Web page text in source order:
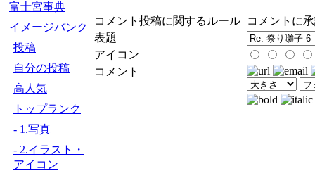
富士宮事典
イメージバンク
投稿
自分の投稿
高人気
トップランク
- 1.写真
- 2.イラスト・
アイコン
コメント投稿に関するルール
コメントに
表題
アイコン
コメント